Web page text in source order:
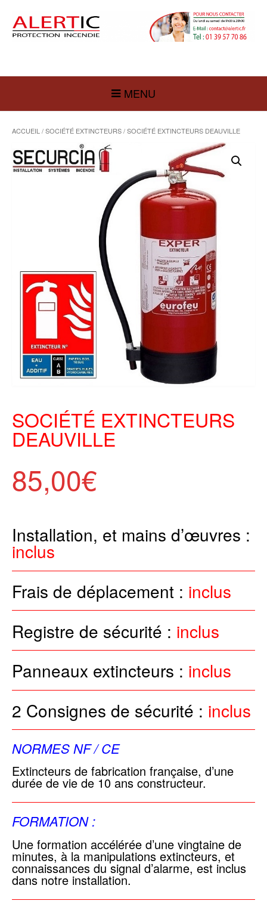
MENU
ACCUEIL/SOCIÉTÉ EXTINCTEURS/ SOCIÉTÉ EXTINCTEURS DEAUVILLE
SOCIÉTÉ EXTINCTEURS
DEAUVILLE
85,00€
Installation, et mains d’œuvres :
inclus
Frais de déplacement : inclus
Registre de sécurité : inclus
Panneaux extincteurs : inclus
2 Consignes de sécurité : inclus
NORMES NF / CE
Extincteurs de fabrication française, d’une
durée de vie de 10 ans constructeur.
FORMATION :
Une formation accélérée d’une vingtaine de
minutes, à la manipulations extincteurs, et
connaissances du signal d’alarme, est inclus
dans notre installation.